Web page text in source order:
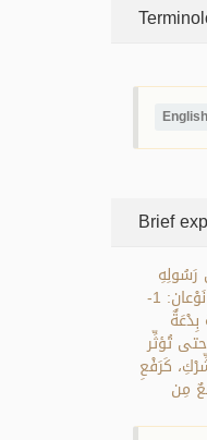
English
Brief
رَسُولِهِ
صَلَّى اللهُ عليه وسَلَّمَ، وهذا النَّوعُ أَساسُ الإِيمانِ، وهو على ثَلاثَةِ أَنْواعٍ: سَماعُ إِدْراكٍ بِحاسَّةِ الأُذُنِ، وسَماعُ فَهْمٍ وعَقْلٍ، وسَماعُ فَهْمٍ وإِجابَةٍ وقَبُولٍ. الثَّانِي: سَماعٌ مَذْمومٌ، وهو نَوْعانِ: 1-
بِدْعَةٌ
تُؤثِّر
كَرَفْعِ
مِن